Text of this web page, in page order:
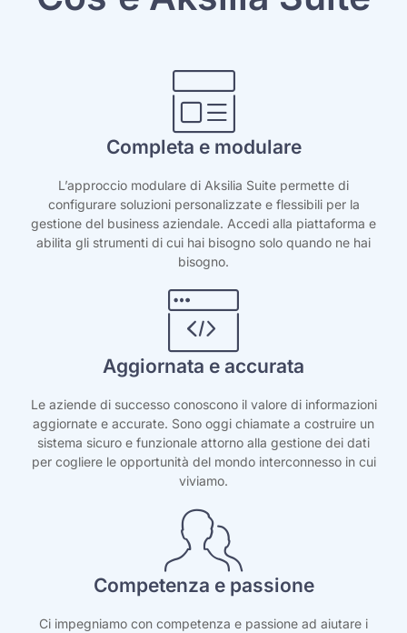
Completa e modulare
L’approccio modulare di Aksilia Suite permette di
configurare soluzioni personalizzate e flessibili per la
gestione del business aziendale. Accedi alla piattaforma e
abilita gli strumenti di cui hai bisogno solo quando ne hai
bisogno.
Aggiornata e accurata
Le aziende di successo conoscono il valore di informazioni
aggiornate e accurate. Sono oggi chiamate a costruire un
sistema sicuro e funzionale attorno alla gestione dei dati
per cogliere le opportunità del mondo interconnesso in cui
viviamo.
Competenza e passione
Ci impegniamo con competenza e passione ad aiutare i